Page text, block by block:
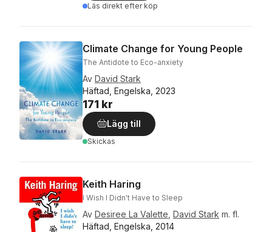
Läs direkt efter köp
Climate Change for Young People
The Antidote to Eco-anxiety
Av David Stark
Häftad, Engelska, 2023
171 kr
Lägg till
Skickas
Keith Haring
I Wish I Didn't Have to Sleep
Av Desiree La Valette David Stark m. fl.
Häftad, Engelska, 2014